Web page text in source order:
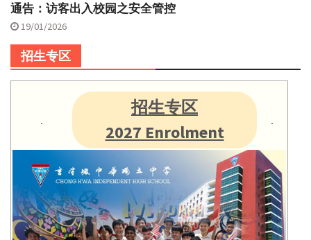
通告：访客出入校园之安全管控
19/01/2026
招生专区
招生专区
2027 Enrolment